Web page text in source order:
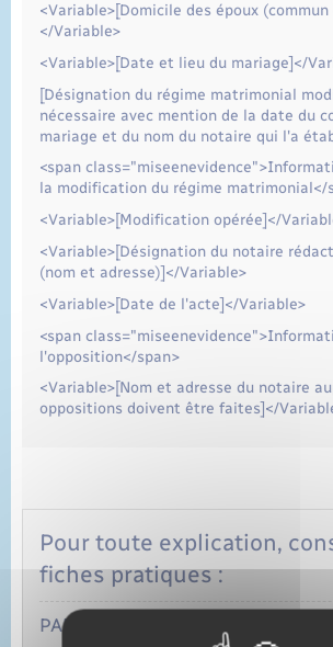
<Variable>[Domicile des époux (commun
</Variable>
<Variable>[Date et lieu du mariage]</
[Désignation du régime matrimonial
nécessaire avec mention de la date du
mariage et du nom du notaire qui l'a
<span
la modification du régime matrimonial</
<Variable>[Modification opérée]</
<Variable>[Désignation du notaire
(nom et adresse)]</Variable>
<Variable>[Date de l'acte]</Variable>
<span
l'opposition</span>
<Variable>[Nom et adresse du notaire
oppositions doivent être faites]</
Pour toute explication,
fiches pratiques :
PARTICULIERS